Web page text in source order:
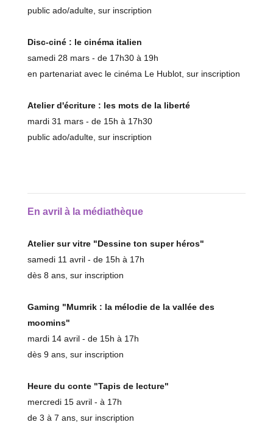
public ado/adulte, sur inscription
Disc-ciné : le cinéma italien
samedi 28 mars - de 17h30 à 19h
en partenariat avec le cinéma Le Hublot, sur inscription
Atelier d'écriture : les mots de la liberté
mardi 31 mars - de 15h à 17h30
public ado/adulte, sur inscription
En avril à la médiathèque
Atelier sur vitre "Dessine ton super héros"
samedi 11 avril - de 15h à 17h
dès 8 ans, sur inscription
Gaming "Mumrik : la mélodie de la vallée des
moomins"
mardi 14 avril - de 15h à 17h
dès 9 ans, sur inscription
Heure du conte "Tapis de lecture"
mercredi 15 avril - à 17h
de 3 à 7 ans, sur inscription